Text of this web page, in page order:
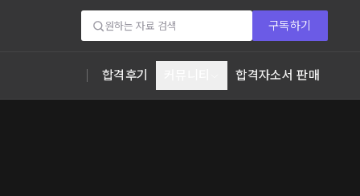
구독하기
합격후기 합격자소서 판매